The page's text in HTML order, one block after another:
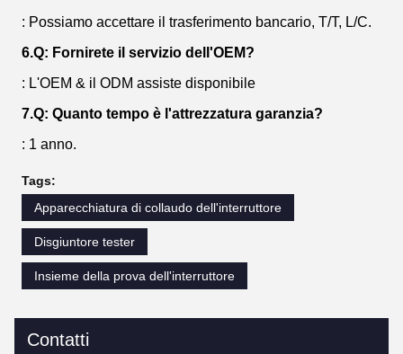
: Possiamo accettare il trasferimento bancario, T/T, L/C.
6.Q: Fornirete il servizio dell'OEM?
: L'OEM & il ODM assiste disponibile
7.Q: Quanto tempo è l'attrezzatura garanzia?
: 1 anno.
Tags:
Apparecchiatura di collaudo dell'interruttore
Disgiuntore tester
Insieme della prova dell'interruttore
Contatti